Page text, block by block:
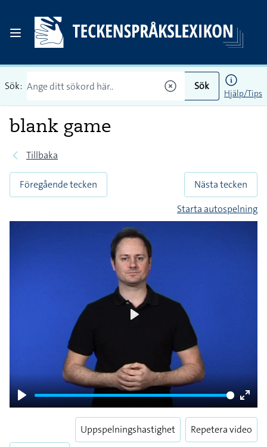
Sök: Sök
Hjälp/Tips
blank game
Tillbaka
Föregående tecken
Nästa tecken
Starta autospelning
Play
Enter
Uppspelningshastighet Repetera video